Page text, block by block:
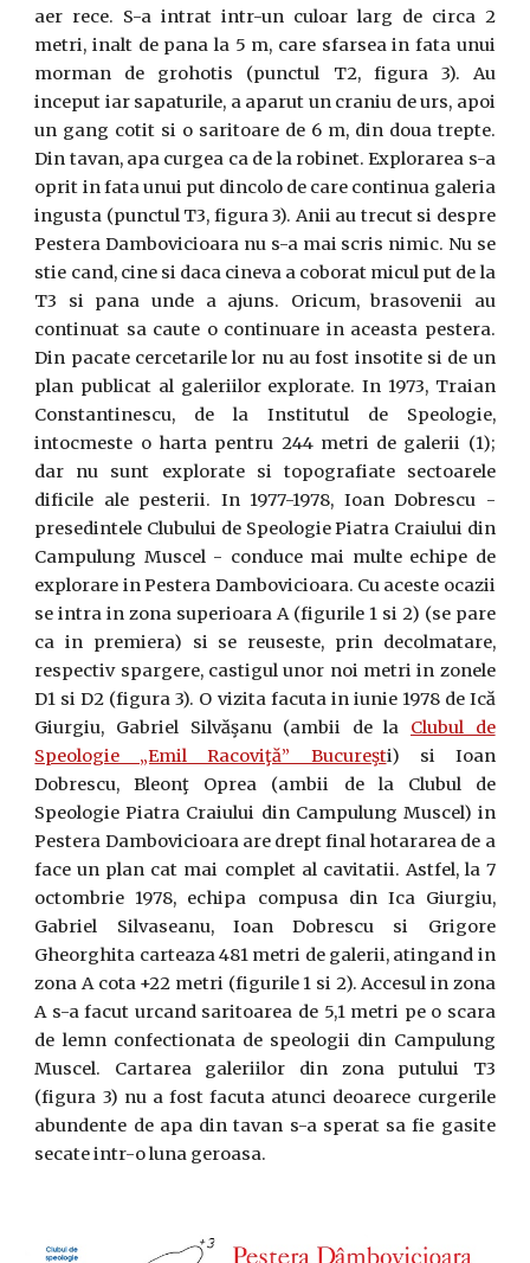
aer rece. S-a intrat intr-un culoar larg de circa 2
metri, inalt de pana la 5 m, care sfarsea in fata unui
morman de grohotis (punctul T2, figura 3). Au
inceput iar sapaturile, a aparut un craniu de urs, apoi
un gang cotit si o saritoare de 6 m, din doua trepte.
Din tavan, apa curgea ca de la robinet. Explorarea s-a
oprit in fata unui put dincolo de care continua galeria
ingusta (punctul T3, figura 3). Anii au trecut si despre
Pestera Dambovicioara nu s-a mai scris nimic. Nu se
stie cand, cine si daca cineva a coborat micul put de la
T3 si pana unde a ajuns. Oricum, brasovenii au
continuat sa caute o continuare in aceasta pestera.
Din pacate cercetarile lor nu au fost insotite si de un
plan publicat al galeriilor explorate. In 1973, Traian
Constantinescu, de la Institutul de Speologie,
intocmeste o harta pentru 244 metri de galerii (1);
dar nu sunt explorate si topografiate sectoarele
dificile ale pesterii. In 1977-1978, Ioan Dobrescu -
presedintele Clubului de Speologie Piatra Craiului din
Campulung Muscel - conduce mai multe echipe de
explorare in Pestera Dambovicioara. Cu aceste ocazii
se intra in zona superioara A (figurile 1 si 2) (se pare
ca in premiera) si se reuseste, prin decolmatare,
respectiv spargere, castigul unor noi metri in zonele
D1 si D2 (figura 3). O vizita facuta in iunie 1978 de Ică
Giurgiu, Gabriel Silvăşanu (ambii de la Clubul de
Speologie „Emil Racoviţă” Bucureşti) si Ioan
Dobrescu, Bleonţ Oprea (ambii de la Clubul de
Speologie Piatra Craiului din Campulung Muscel) in
Pestera Dambovicioara are drept final hotararea de a
face un plan cat mai complet al cavitatii. Astfel, la 7
octombrie 1978, echipa compusa din Ica Giurgiu,
Gabriel Silvaseanu, Ioan Dobrescu si Grigore
Gheorghita carteaza 481 metri de galerii, atingand in
zona A cota +22 metri (figurile 1 si 2). Accesul in zona
A s-a facut urcand saritoarea de 5,1 metri pe o scara
de lemn confectionata de speologii din Campulung
Muscel. Cartarea galeriilor din zona putului T3
(figura 3) nu a fost facuta atunci deoarece curgerile
abundente de apa din tavan s-a sperat sa fie gasite
secate intr-o luna geroasa.